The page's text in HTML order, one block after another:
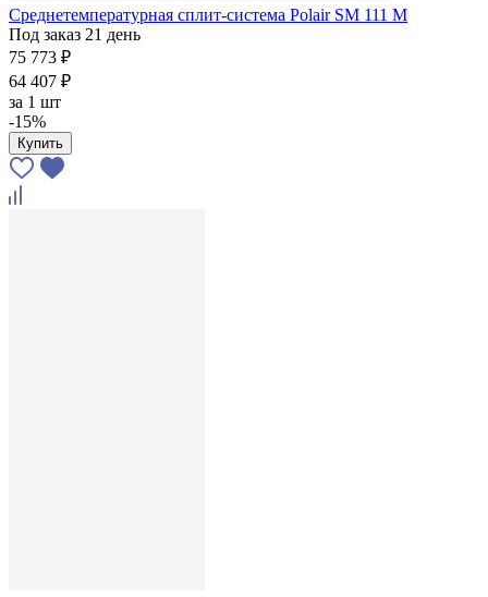
Среднетемпературная сплит-система Polair SM 111 M
Под заказ 21 день
75 773 ₽
64 407 ₽
за 1 шт
-15%
Купить